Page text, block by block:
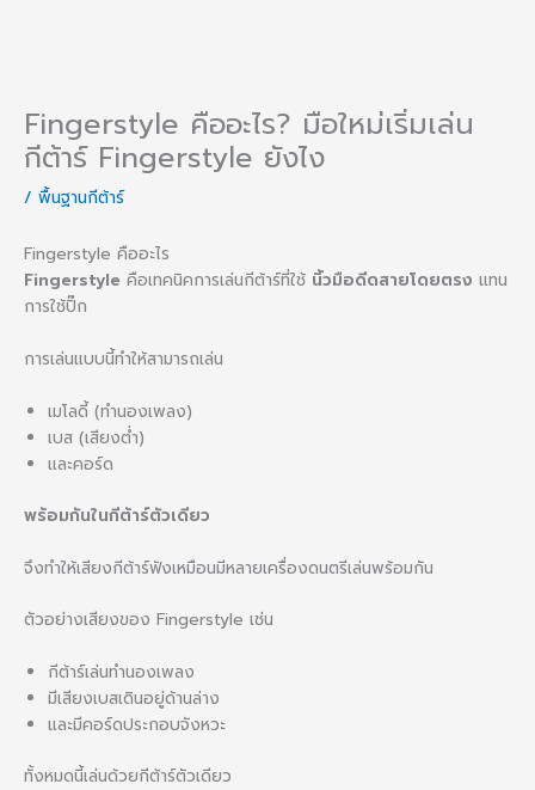
Fingerstyle คืออะไร? มือใหม่เริ่มเล่น
กีต้าร์ Fingerstyle ยังไง
/ พื้นฐานกีต้าร์
Fingerstyle คืออะไร
Fingerstyle คือเทคนิคการเล่นกีต้าร์ที่ใช้ นิ้วมือดีดสายโดยตรง แทน
การใช้ปิ๊ก
การเล่นแบบนี้ทำให้สามารถเล่น
เมโลดี้ (ทำนองเพลง)
เบส (เสียงต่ำ)
และคอร์ด
พร้อมกันในกีต้าร์ตัวเดียว
จึงทำให้เสียงกีต้าร์ฟังเหมือนมีหลายเครื่องดนตรีเล่นพร้อมกัน
ตัวอย่างเสียงของ Fingerstyle เช่น
กีต้าร์เล่นทำนองเพลง
มีเสียงเบสเดินอยู่ด้านล่าง
และมีคอร์ดประกอบจังหวะ
ทั้งหมดนี้เล่นด้วยกีต้าร์ตัวเดียว